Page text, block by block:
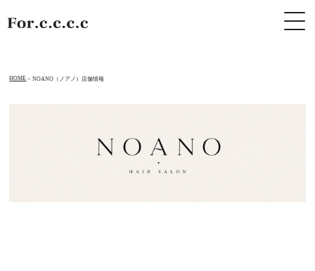
HOME NOANO（ノアノ）店舗情報